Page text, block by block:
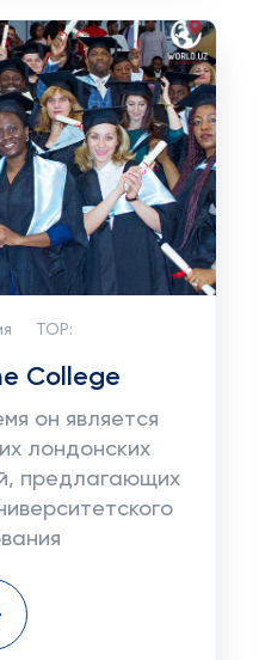
TOP:
College
он является
лондонских
предлагающих